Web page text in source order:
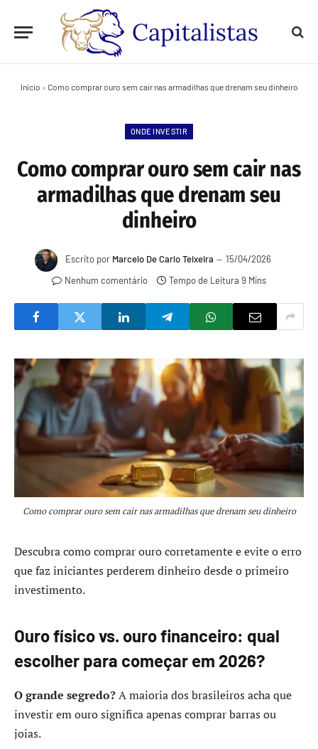
Início » Como comprar ouro sem cair nas armadilhas que drenam seu dinheiro
ONDE INVESTIR
Como comprar ouro sem cair nas
armadilhas que drenam seu
dinheiro
Escrito por Marcelo De Carlo Teixeira
15/04/2026
Nenhum comentário
Tempo de Leitura 9 Mins
Como comprar ouro sem cair nas armadilhas que drenam seu dinheiro
Descubra como comprar ouro corretamente e evite o erro
que faz iniciantes perderem dinheiro desde o primeiro
investimento.
Ouro físico vs. ouro financeiro: qual
escolher para começar em 2026?
O grande segredo?A maioria dos brasileiros acha que
investir em ouro significa apenas comprar barras ou
joias.